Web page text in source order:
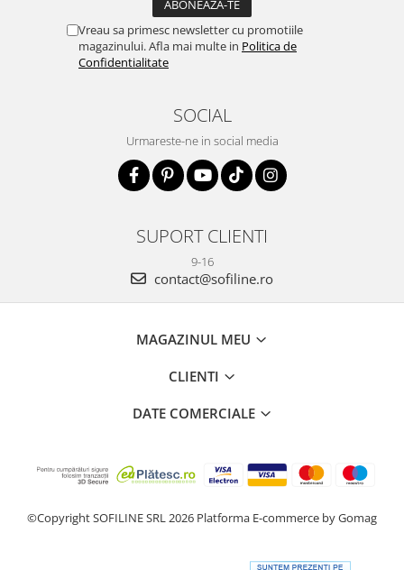
Vreau sa primesc newsletter cu promotiile
magazinului. Afla mai multe in Politica de
Confidentialitate
SOCIAL
Urmareste-ne in social media
SUPORT CLIENTI
9-16
contact@sofiline.ro
MAGAZINUL MEU
CLIENTI
DATE COMERCIALE
©Copyright SOFILINE SRL 2026 Platforma E-commerce by Gomag